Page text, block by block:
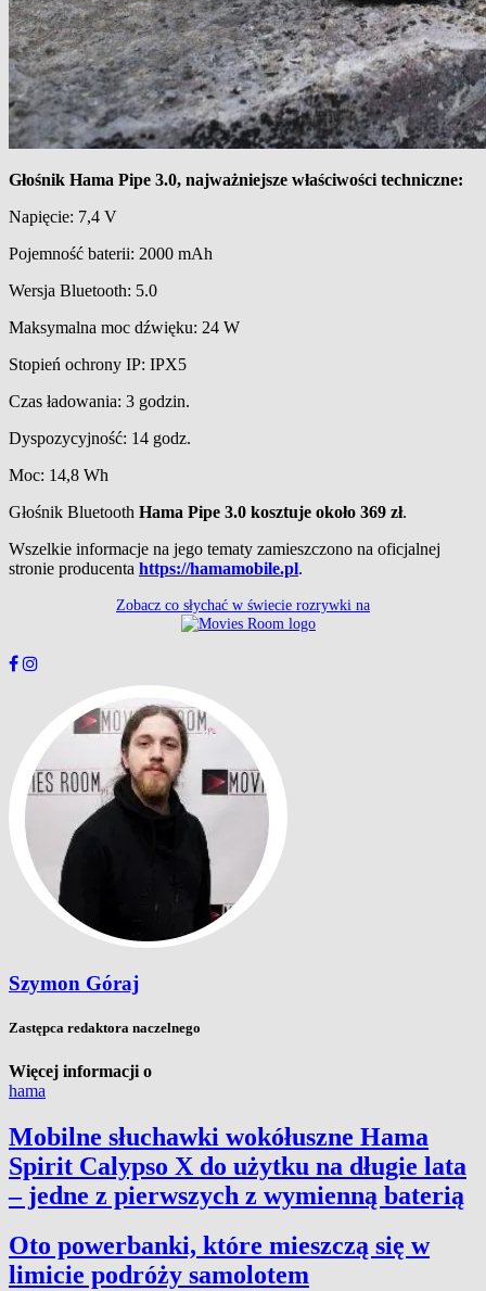
Głośnik Hama Pipe 3.0, najważniejsze właściwości techniczne:
Napięcie: 7,4 V
Pojemność baterii: 2000 mAh
Wersja Bluetooth: 5.0
Maksymalna moc dźwięku: 24 W
Stopień ochrony IP: IPX5
Czas ładowania: 3 godzin.
Dyspozycyjność: 14 godz.
Moc: 14,8 Wh
Głośnik Bluetooth Hama Pipe 3.0 kosztuje około 369 zł.
Wszelkie informacje na jego tematy zamieszczono na oficjalnej
stronie producenta https://hamamobile.pl.
Zobacz co słychać w świecie rozrywki na
Szymon Góraj
Zastępca redaktora naczelnego
Więcej informacji o
hama
Mobilne słuchawki wokółuszne Hama
Spirit Calypso X do użytku na długie lata
– jedne z pierwszych z wymienną baterią
Oto powerbanki, które mieszczą się w
limicie podróży samolotem